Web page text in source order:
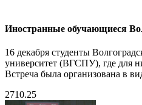
Иностранные обучающиеся
16 декабря студенты
университет (ВГСПУ), где для
Встреча была организована в
2710.25